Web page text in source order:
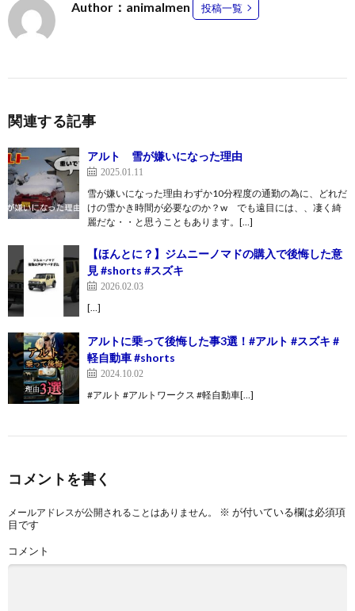
Author：animalmen 投稿一覧
関連する記事
アルト 雪が嫌いになった理由
2025.01.11
雪が嫌いになった理由 わずか10分程度の通勤の為に、どれだ
けの雪かき時間が必要なのか？w でも遠目には、、凄く綺
麗だな・・と思うこともあります。[…]
【ほんとに？】ジムニーノマドの購入で後悔した意
見 #shorts #スズキ
2026.02.03
[…]
アルトに乗って後悔した事3選！#アルト #スズキ #
軽自動車 #shorts
2024.10.02
#アルト #アルトワークス #軽自動車[…]
コメントを書く
メールアドレスが公開されることはありません。 ※ が付いている欄は必須項
目です
コメント